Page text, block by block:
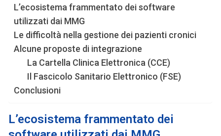
L’ecosistema frammentato dei software
utilizzati dai MMG
Le difficoltà nella gestione dei pazienti cronici
Alcune proposte di integrazione
La Cartella Clinica Elettronica (CCE)
Il Fascicolo Sanitario Elettronico (FSE)
Conclusioni
L’ecosistema frammentato dei